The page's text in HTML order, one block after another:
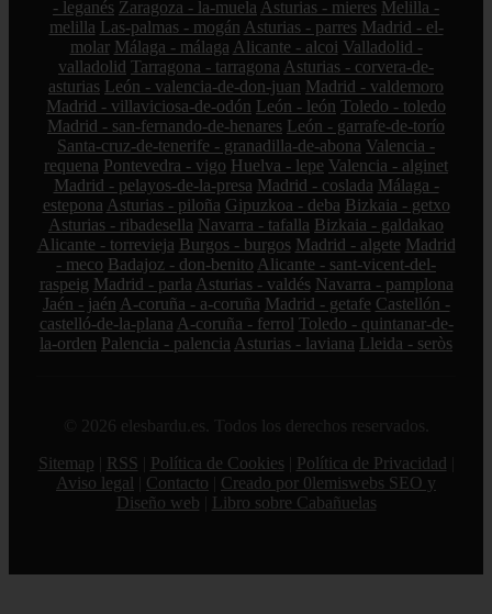
- leganés Zaragoza - la-muela Asturias - mieres Melilla -
melilla Las-palmas - mogán Asturias - parres Madrid - el-
molar Málaga - málaga Alicante - alcoi Valladolid -
valladolid Tarragona - tarragona Asturias - corvera-de-
asturias León - valencia-de-don-juan Madrid - valdemoro
Madrid - villaviciosa-de-odón León - león Toledo - toledo
Madrid - san-fernando-de-henares León - garrafe-de-torío
Santa-cruz-de-tenerife - granadilla-de-abona Valencia -
requena Pontevedra - vigo Huelva - lepe Valencia - alginet
Madrid - pelayos-de-la-presa Madrid - coslada Málaga -
estepona Asturias - piloña Gipuzkoa - deba Bizkaia - getxo
Asturias - ribadesella Navarra - tafalla Bizkaia - galdakao
Alicante - torrevieja Burgos - burgos Madrid - algete Madrid
- meco Badajoz - don-benito Alicante - sant-vicent-del-
raspeig Madrid - parla Asturias - valdés Navarra - pamplona
Jaén - jaén A-coruña - a-coruña Madrid - getafe Castellón -
castelló-de-la-plana A-coruña - ferrol Toledo - quintanar-de-
la-orden Palencia - palencia Asturias - laviana Lleida - seròs
© 2026 elesbardu.es. Todos los derechos reservados.
Sitemap
RSS Política de Cookies Política de Privacidad
Aviso legal
Contacto
Creado por 0lemiswebs SEO y
Diseño web
Libro sobre Cabañuelas